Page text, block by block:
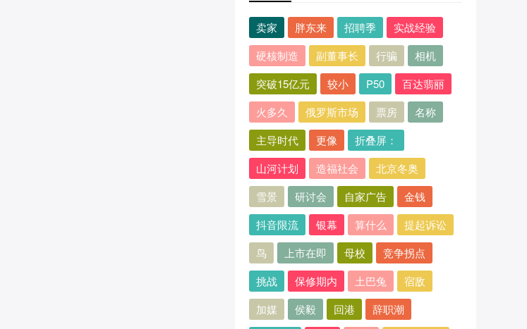
卖家 胖东来 招聘季
实战经验
硬核制造
副董事长 行骗
相机
突破15亿元
较小 P50
百达翡丽
火多久
俄罗斯市场 票房
名称
主导时代
更像
折叠屏：
山河计划
造福社会
北京冬奥
雪景
研讨会 自家广告
金钱
抖音限流
银幕 算什么
提起诉讼
鸟
上市在即 母校
竞争拐点​
挑战
保修期内 土巴兔
宿敌
加媒
侯毅 回港
辞职潮